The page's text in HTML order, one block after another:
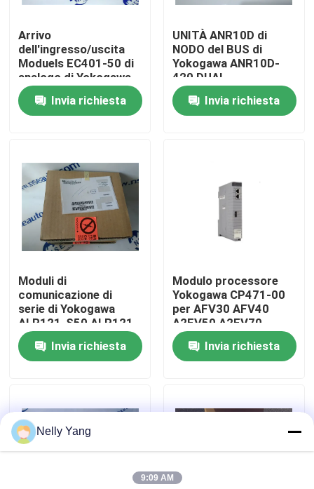
Casa.
Di noi
Visita alla fabbrica
Contattaci
Notizie
pezzi di ricambio del plc
Piegato parti del Nevada
Arrivo
dell'ingresso/uscita
Moduels EC401-50 di
analogo di Yokogawa
EC401-50 nuovo con il
migliore prezzo
Invia richiesta
UNITÀ ANR10D di
NODO del BUS di
Yokogawa ANR10D-
420 DUAL-
REDUNDANT ER in
azioneInvia richiesta
Moduli di
comunicazione di
serie di Yokogawa
ALR121-S50 ALR121-
S50 in azione
Invia richiesta
Modulo processore
Yokogawa CP471-00
per AFV30 AFV40
A2FV50 A2FV70
Invia richiesta
Nelly Yang
9:09 AM